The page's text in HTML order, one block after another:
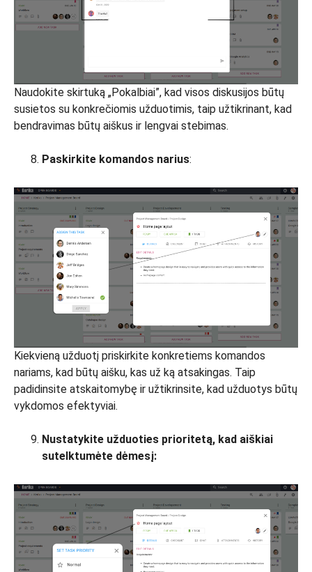
Naudokite skirtuką „Pokalbiai”, kad visos diskusijos būtų
susietos su konkrečiomis užduotimis, taip užtikrinant, kad
bendravimas būtų aiškus ir lengvai stebimas.
Paskirkite komandos narius:
Kiekvieną užduotį priskirkite konkretiems komandos
nariams, kad būtų aišku, kas už ką atsakingas. Taip
padidinsite atskaitomybę ir užtikrinsite, kad užduotys būtų
vykdomos efektyviai.
Nustatykite užduoties prioritetą, kad aiškiai
sutelktumėte dėmesį: